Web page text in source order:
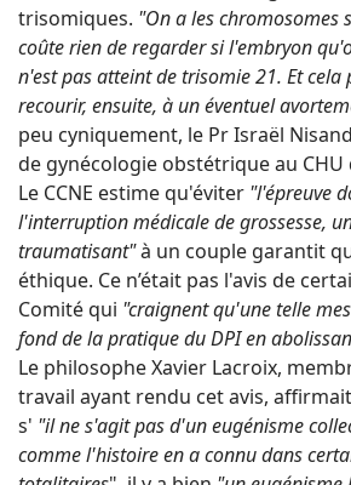
trisomiques. "On a les chromosomes
coûte rien de regarder si l'embryon
n'est pas atteint de trisomie 21. Et cela
recourir, ensuite, à un éventuel
peu cyniquement, le Pr Israël
de gynécologie obstétrique au CHU
Le CCNE estime qu'éviter "l'épreuve
l'interruption médicale de grossesse,
traumatisant"à un couple garantit
éthique. Ce n’était pas l'avis de
Comité qui "craignent qu'une telle
fond de la pratique du DPI en
Le philosophe Xavier Lacroix,
travail ayant rendu cet avis,
s' "il ne s'agit pas d'un eugénisme
comme l'histoire en a connu dans